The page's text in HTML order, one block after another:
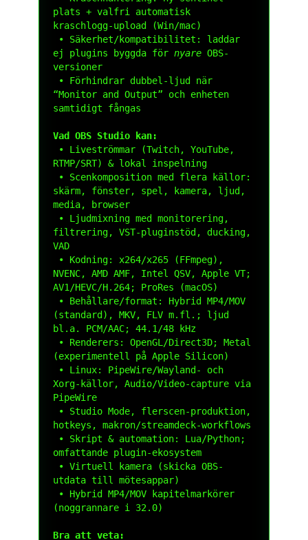
plats + valfri automatisk
kraschlogg-upload (Win/mac)
ej plugins byggda för nyare OBS-
versioner
“Monitor and Output” och enheten
samtidigt fångas
Vad OBS Studio kan:
RTMP/SRT) & lokal inspelning
skärm, fönster, spel, kamera, ljud,
media, browser
filtrering, VST-pluginstöd, ducking,
VAD
NVENC, AMD AMF, Intel QSV, Apple VT;
AV1/HEVC/H.264; ProRes (macOS)
(standard), MKV, FLV m.fl.; ljud
bl.a. PCM/AAC; 44.1/48 kHz
(experimentell på Apple Silicon)
Xorg-källor, Audio/Video-capture via
PipeWire
hotkeys, makron/streamdeck-workflows
omfattande plugin-ekosystem
utdata till mötesappar)
(noggrannare i 32.0)
Bra att veta: